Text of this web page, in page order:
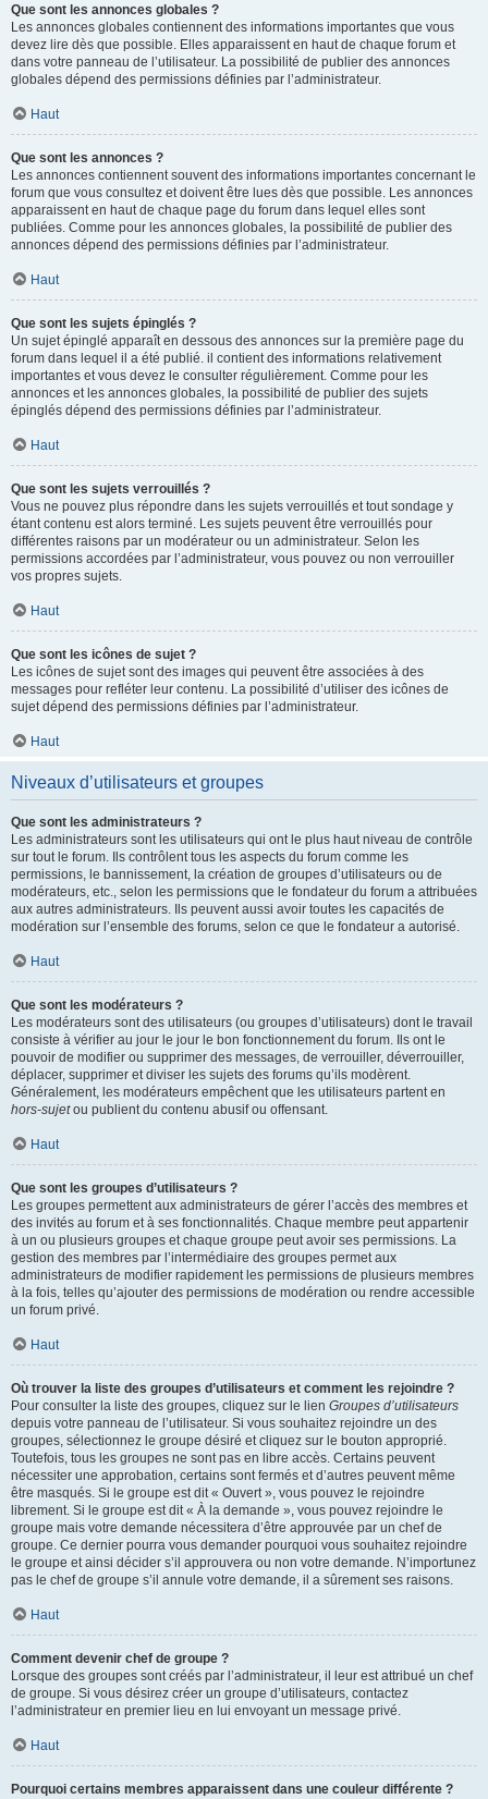
Que sont les annonces globales ?
Les annonces globales contiennent des informations importantes que vous
devez lire dès que possible. Elles apparaissent en haut de chaque forum et
dans votre panneau de l’utilisateur. La possibilité de publier des annonces
globales dépend des permissions définies par l’administrateur.
Haut
Que sont les annonces ?
Les annonces contiennent souvent des informations importantes concernant le
forum que vous consultez et doivent être lues dès que possible. Les annonces
apparaissent en haut de chaque page du forum dans lequel elles sont
publiées. Comme pour les annonces globales, la possibilité de publier des
annonces dépend des permissions définies par l’administrateur.
Haut
Que sont les sujets épinglés ?
Un sujet épinglé apparaît en dessous des annonces sur la première page du
forum dans lequel il a été publié. il contient des informations relativement
importantes et vous devez le consulter régulièrement. Comme pour les
annonces et les annonces globales, la possibilité de publier des sujets
épinglés dépend des permissions définies par l’administrateur.
Haut
Que sont les sujets verrouillés ?
Vous ne pouvez plus répondre dans les sujets verrouillés et tout sondage y
étant contenu est alors terminé. Les sujets peuvent être verrouillés pour
différentes raisons par un modérateur ou un administrateur. Selon les
permissions accordées par l’administrateur, vous pouvez ou non verrouiller
vos propres sujets.
Haut
Que sont les icônes de sujet ?
Les icônes de sujet sont des images qui peuvent être associées à des
messages pour refléter leur contenu. La possibilité d’utiliser des icônes de
sujet dépend des permissions définies par l’administrateur.
Haut
Niveaux d’utilisateurs et groupes
Que sont les administrateurs ?
Les administrateurs sont les utilisateurs qui ont le plus haut niveau de contrôle
sur tout le forum. Ils contrôlent tous les aspects du forum comme les
permissions, le bannissement, la création de groupes d’utilisateurs ou de
modérateurs, etc., selon les permissions que le fondateur du forum a attribuées
aux autres administrateurs. Ils peuvent aussi avoir toutes les capacités de
modération sur l’ensemble des forums, selon ce que le fondateur a autorisé.
Haut
Que sont les modérateurs ?
Les modérateurs sont des utilisateurs (ou groupes d’utilisateurs) dont le travail
consiste à vérifier au jour le jour le bon fonctionnement du forum. Ils ont le
pouvoir de modifier ou supprimer des messages, de verrouiller, déverrouiller,
déplacer, supprimer et diviser les sujets des forums qu’ils modèrent.
Généralement, les modérateurs empêchent que les utilisateurs partent en
hors-sujetou publient du contenu abusif ou offensant.
Haut
Que sont les groupes d’utilisateurs ?
Les groupes permettent aux administrateurs de gérer l’accès des membres et
des invités au forum et à ses fonctionnalités. Chaque membre peut appartenir
à un ou plusieurs groupes et chaque groupe peut avoir ses permissions. La
gestion des membres par l’intermédiaire des groupes permet aux
administrateurs de modifier rapidement les permissions de plusieurs membres
à la fois, telles qu’ajouter des permissions de modération ou rendre accessible
un forum privé.
Haut
Où trouver la liste des groupes d’utilisateurs et comment les rejoindre ?
Pour consulter la liste des groupes, cliquez sur le lien Groupes d’utilisateurs
depuis votre panneau de l’utilisateur. Si vous souhaitez rejoindre un des
groupes, sélectionnez le groupe désiré et cliquez sur le bouton approprié.
Toutefois, tous les groupes ne sont pas en libre accès. Certains peuvent
nécessiter une approbation, certains sont fermés et d’autres peuvent même
être masqués. Si le groupe est dit « Ouvert », vous pouvez le rejoindre
librement. Si le groupe est dit « À la demande », vous pouvez rejoindre le
groupe mais votre demande nécessitera d’être approuvée par un chef de
groupe. Ce dernier pourra vous demander pourquoi vous souhaitez rejoindre
le groupe et ainsi décider s’il approuvera ou non votre demande. N’importunez
pas le chef de groupe s’il annule votre demande, il a sûrement ses raisons.
Haut
Comment devenir chef de groupe ?
Lorsque des groupes sont créés par l’administrateur, il leur est attribué un chef
de groupe. Si vous désirez créer un groupe d’utilisateurs, contactez
l’administrateur en premier lieu en lui envoyant un message privé.
Haut
Pourquoi certains membres apparaissent dans une couleur différente ?